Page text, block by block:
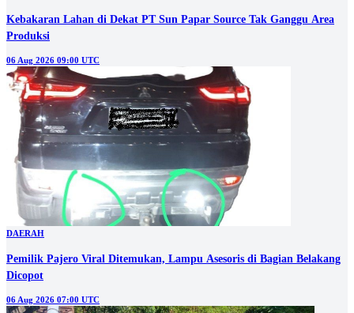
Kebakaran Lahan di Dekat PT Sun Papar Source Tak Ganggu Area
Produksi
06 Aug 2026 09:00 UTC
DAERAH
Pemilik Pajero Viral Ditemukan, Lampu Asesoris di Bagian Belakang
Dicopot
06 Aug 2026 07:00 UTC